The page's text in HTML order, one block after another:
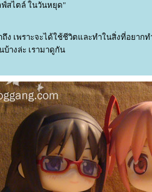
สไตล์ ในวันหยุด"
ง เพราะจะได้ใช้ชีวิตและทำในสิ่งที่อยาก
างล่ะ เรามาดูกัน